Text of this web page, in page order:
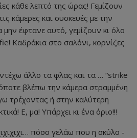
κάθε λεπτό της ώρας! Γεμίζουν
κάμερες και συσκευές με την
έφτανε αυτό, γεμίζουν κι όλο
Καδράκια στο σαλόνι, κορνίζες
άλλο τα φλας και τα … “strike
βλέπω την κάμερα στραμμένη
τρέχοντας ή στην καλύτερη
Ε, μα! Υπάρχει κι ένα όριο!!!
πόσο γελάω που η σκύλο -